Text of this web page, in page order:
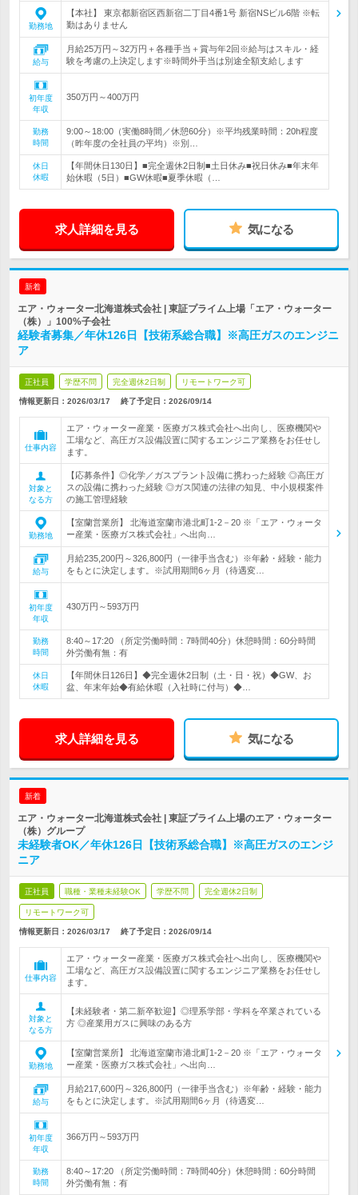
勤務地
【本社】 東京都新宿区西新宿二丁目4番1号 新宿NSビル6階 ※転
勤はありません
給与
月給25万円～32万円＋各種手当＋賞与年2回※給与はスキル・経
験を考慮の上決定します※時間外手当は別途全額支給します
初年度
年収
350万円～400万円
勤務
時間
9:00～18:00（実働8時間／休憩60分）※平均残業時間：20h程度
（昨年度の全社員の平均）※別…
休日
休暇
【年間休日130日】■完全週休2日制■土日休み■祝日休み■年末年
始休暇（5日）■GW休暇■夏季休暇（…
求人詳細を見る 気になる
新着
エア・ウォーター北海道株式会社 | 東証プライム上場「エア・ウォーター
（株）」100%子会社
経験者募集／年休126日【技術系総合職】※高圧ガスのエンジニ
ア
正社員 学歴不問 完全週休2日制 リモートワーク可
情報更新日：2026/03/17 終了予定日： 2026/09/14
仕事内容
エア・ウォーター産業・医療ガス株式会社へ出向し、医療機関や
工場など、高圧ガス設備設置に関するエンジニア業務をお任せし
ます。
対象と
なる方
【応募条件】◎化学／ガスプラント設備に携わった経験 ◎高圧ガ
スの設備に携わった経験 ◎ガス関連の法律の知見、中小規模案件
の施工管理経験
勤務地
【室蘭営業所】 北海道室蘭市港北町1-2－20 ※「エア・ウォータ
ー産業・医療ガス株式会社」へ出向…
給与
月給235,200円～326,800円（一律手当含む）※年齢・経験・能力
をもとに決定します。※試用期間6ヶ月（待遇変…
初年度
年収
430万円～593万円
勤務
時間
8:40～17:20 （所定労働時間：7時間40分）休憩時間：60分時間
外労働有無：有
休日
休暇
【年間休日126日】◆完全週休2日制（土・日・祝）◆GW、お
盆、年末年始◆有給休暇（入社時に付与）◆…
求人詳細を見る 気になる
新着
エア・ウォーター北海道株式会社 | 東証プライム上場のエア・ウォーター
（株）グループ
未経験者OK／年休126日【技術系総合職】※高圧ガスのエンジ
ニア
正社員 職種・業種未経験OK 学歴不問 完全週休2日制
リモートワーク可
情報更新日：2026/03/17 終了予定日： 2026/09/14
仕事内容
エア・ウォーター産業・医療ガス株式会社へ出向し、医療機関や
工場など、高圧ガス設備設置に関するエンジニア業務をお任せし
ます。
対象と
なる方
【未経験者・第二新卒歓迎】◎理系学部・学科を卒業されている
方 ◎産業用ガスに興味のある方
勤務地
【室蘭営業所】 北海道室蘭市港北町1-2－20 ※「エア・ウォータ
ー産業・医療ガス株式会社」へ出向…
給与
月給217,600円～326,800円（一律手当含む）※年齢・経験・能力
をもとに決定します。※試用期間6ヶ月（待遇変…
初年度
年収
366万円～593万円
勤務
時間
8:40～17:20 （所定労働時間：7時間40分）休憩時間：60分時間
外労働有無：有